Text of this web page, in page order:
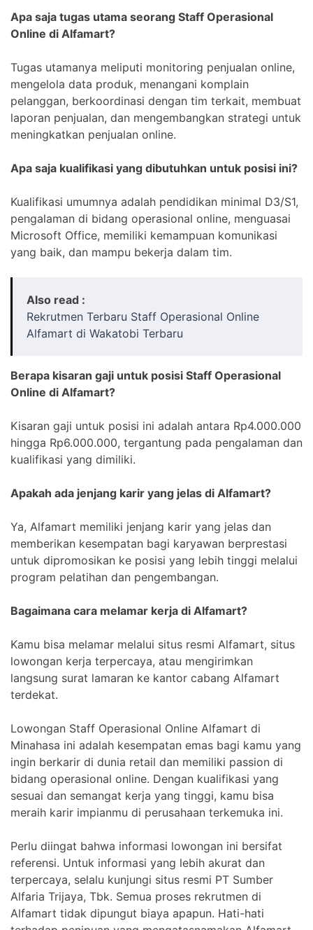
Apa saja tugas utama seorang Staff Operasional
Online di Alfamart?
Tugas utamanya meliputi monitoring penjualan online,
mengelola data produk, menangani komplain
pelanggan, berkoordinasi dengan tim terkait, membuat
laporan penjualan, dan mengembangkan strategi untuk
meningkatkan penjualan online.
Apa saja kualifikasi yang dibutuhkan untuk posisi ini?
Kualifikasi umumnya adalah pendidikan minimal D3/S1,
pengalaman di bidang operasional online, menguasai
Microsoft Office, memiliki kemampuan komunikasi
yang baik, dan mampu bekerja dalam tim.
Also read :
Rekrutmen Terbaru Staff Operasional Online
Alfamart di Wakatobi Terbaru
Berapa kisaran gaji untuk posisi Staff Operasional
Online di Alfamart?
Kisaran gaji untuk posisi ini adalah antara Rp4.000.000
hingga Rp6.000.000, tergantung pada pengalaman dan
kualifikasi yang dimiliki.
Apakah ada jenjang karir yang jelas di Alfamart?
Ya, Alfamart memiliki jenjang karir yang jelas dan
memberikan kesempatan bagi karyawan berprestasi
untuk dipromosikan ke posisi yang lebih tinggi melalui
program pelatihan dan pengembangan.
Bagaimana cara melamar kerja di Alfamart?
Kamu bisa melamar melalui situs resmi Alfamart, situs
lowongan kerja terpercaya, atau mengirimkan
langsung surat lamaran ke kantor cabang Alfamart
terdekat.
Lowongan Staff Operasional Online Alfamart di
Minahasa ini adalah kesempatan emas bagi kamu yang
ingin berkarir di dunia retail dan memiliki passion di
bidang operasional online. Dengan kualifikasi yang
sesuai dan semangat kerja yang tinggi, kamu bisa
meraih karir impianmu di perusahaan terkemuka ini.
Perlu diingat bahwa informasi lowongan ini bersifat
referensi. Untuk informasi yang lebih akurat dan
terpercaya, selalu kunjungi situs resmi PT Sumber
Alfaria Trijaya, Tbk. Semua proses rekrutmen di
Alfamart tidak dipungut biaya apapun. Hati-hati